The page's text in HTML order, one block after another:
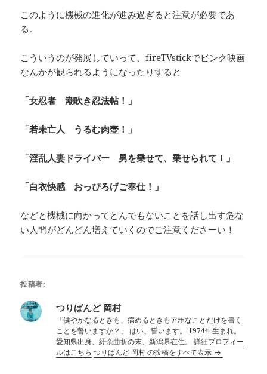
このように機械の進化が進み過ぎると注意が必要であ
る。
こういうのが発展していって、fireTVstickでピンク映画
なんかが観られるようになったりすると
「女忍者 潮吹き忍法帖！」
「若未亡人 うるむ肉壺！」
「淫乱人妻ドライバー 男を乗せて、乗せられて！」
「白衣快感 おっぴろげご奉仕！」
などと機械に向かってとんでもないことを話し出す危な
い人間がどんどん増えていくのでご注意くださーい！
投稿者:
つりばんど 岡村
「健やかなるときも、病めるときもアホなことだけを書く
ことを誓いますか？」 はい、誓います。 1974年生まれ。
愛知県出身、紆余曲折の末、新潟県在住。詳細プロフィー
ルはこちら つりばんど 岡村 の投稿をすべて表示